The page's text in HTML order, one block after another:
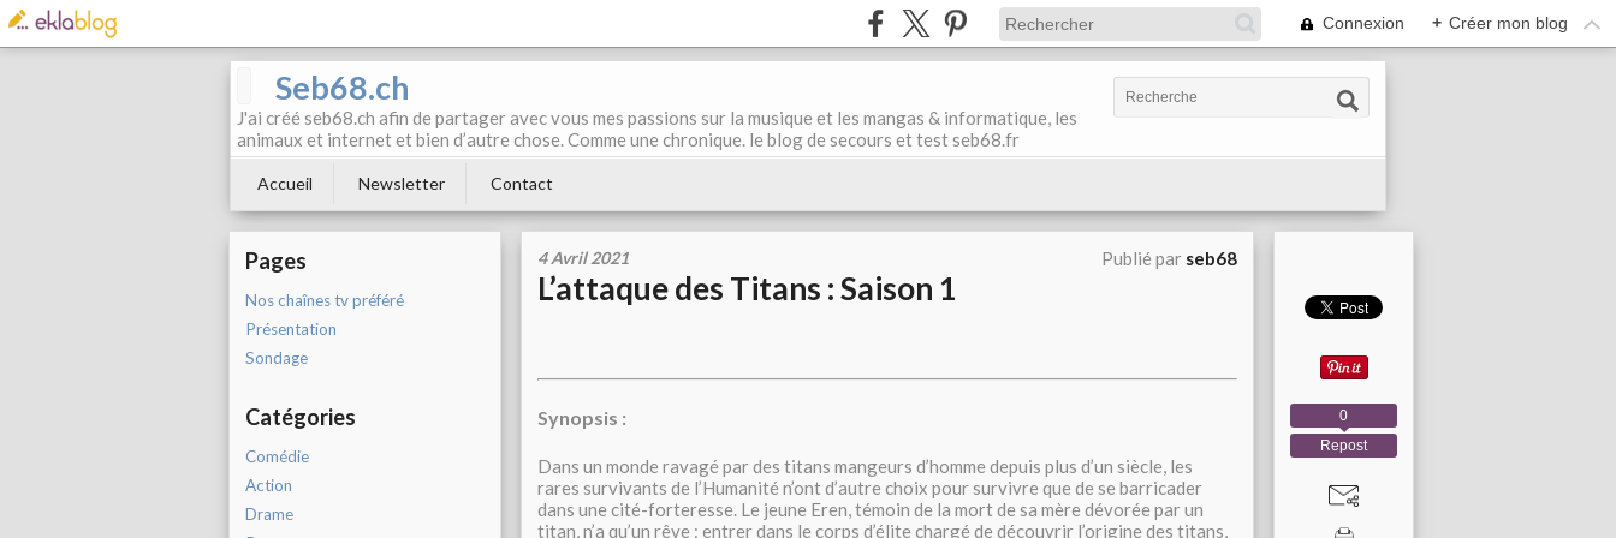
Connexion + Créer mon blog
Seb68.ch
J'ai créé seb68.ch afin de partager avec vous mes passions sur la musique et les mangas & informatique, les
animaux et internet et bien d’autre chose. Comme une chronique. le blog de secours et test seb68.fr
Accueil Newsletter Contact
Pages
Nos chaînes tv préféré
Présentation
Sondage
Catégories
Comédie
Action
Drame
4 Avril 2021 Publié par seb68
L’attaque des Titans : Saison 1
Synopsis :
Dans un monde ravagé par des titans mangeurs d’homme depuis plus d’un siècle, les
rares survivants de l’Humanité n’ont d’autre choix pour survivre que de se barricader
dans une cité-forteresse. Le jeune Eren, témoin de la mort de sa mère dévorée par un
titan, n’a qu’un rêve : entrer dans le corps d’élite chargé de découvrir l’origine des titans,
Repost
0